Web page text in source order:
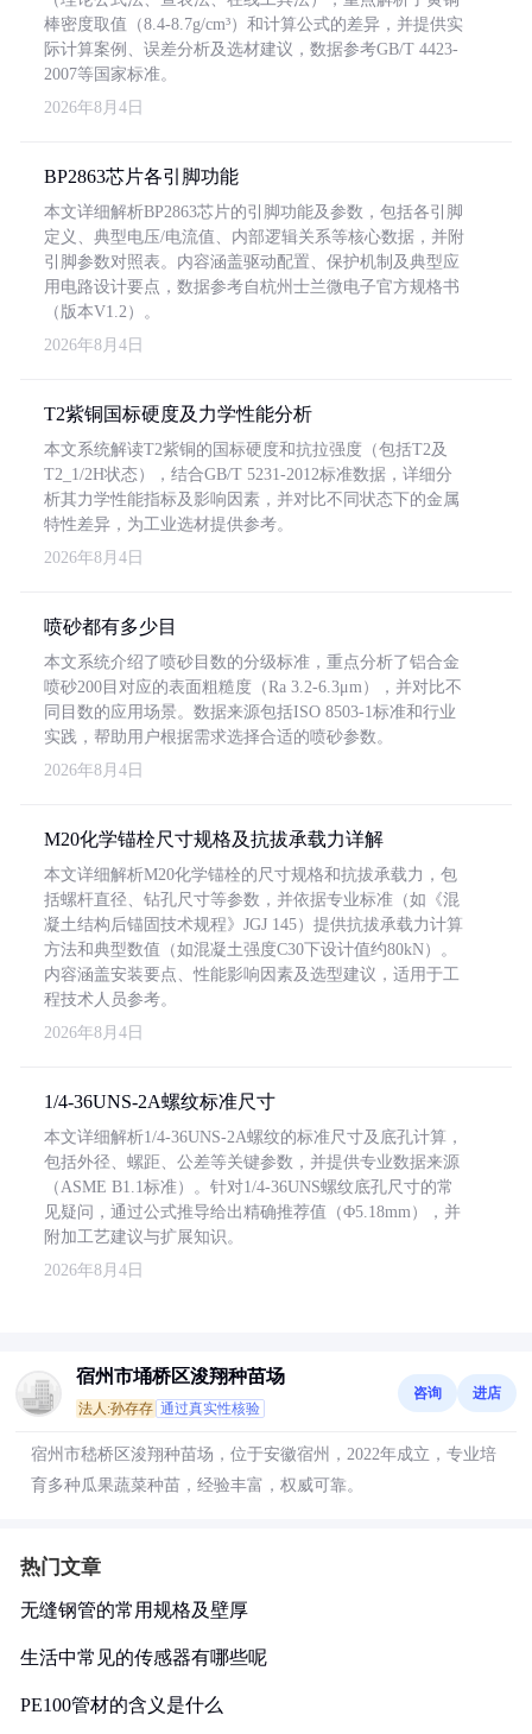
棒密度取值（8.4-8.7g/cm³）和计算公式的差异，并提供实
际计算案例、误差分析及选材建议，数据参考GB/T 4423-
2007等国家标准。
2026年8月4日
BP2863芯片各引脚功能
本文详细解析BP2863芯片的引脚功能及参数，包括各引脚
定义、典型电压/电流值、内部逻辑关系等核心数据，并附
引脚参数对照表。内容涵盖驱动配置、保护机制及典型应
用电路设计要点，数据参考自杭州士兰微电子官方规格书
（版本V1.2）。
2026年8月4日
T2紫铜国标硬度及力学性能分析
本文系统解读T2紫铜的国标硬度和抗拉强度（包括T2及
T2_1/2H状态），结合GB/T 5231-2012标准数据，详细分
析其力学性能指标及影响因素，并对比不同状态下的金属
特性差异，为工业选材提供参考。
2026年8月4日
喷砂都有多少目
本文系统介绍了喷砂目数的分级标准，重点分析了铝合金
喷砂200目对应的表面粗糙度（Ra 3.2-6.3μm），并对比不
同目数的应用场景。数据来源包括ISO 8503-1标准和行业
实践，帮助用户根据需求选择合适的喷砂参数。
2026年8月4日
M20化学锚栓尺寸规格及抗拔承载力详解
本文详细解析M20化学锚栓的尺寸规格和抗拔承载力，包
括螺杆直径、钻孔尺寸等参数，并依据专业标准（如《混
凝土结构后锚固技术规程》JGJ 145）提供抗拔承载力计算
方法和典型数值（如混凝土强度C30下设计值约80kN）。
内容涵盖安装要点、性能影响因素及选型建议，适用于工
程技术人员参考。
2026年8月4日
1/4-36UNS-2A螺纹标准尺寸
本文详细解析1/4-36UNS-2A螺纹的标准尺寸及底孔计算，
包括外径、螺距、公差等关键参数，并提供专业数据来源
（ASME B1.1标准）。针对1/4-36UNS螺纹底孔尺寸的常
见疑问，通过公式推导给出精确推荐值（Φ5.18mm），并
附加工艺建议与扩展知识。
2026年8月4日
宿州市埇桥区浚翔种苗场
法人:孙存存 通过真实性核验
咨询 进店
宿州市嵇桥区浚翔种苗场，位于安徽宿州，2022年成立，专业培
育多种瓜果蔬菜种苗，经验丰富，权威可靠。
热门文章
无缝钢管的常用规格及壁厚
生活中常见的传感器有哪些呢
PE100管材的含义是什么